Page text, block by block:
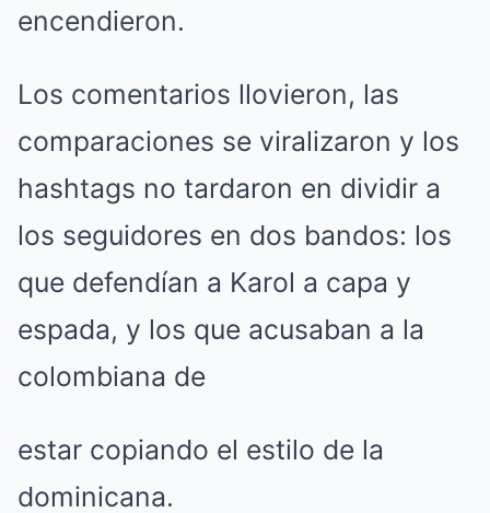
encendieron.
Los comentarios llovieron, las
comparaciones se viralizaron y los
hashtags no tardaron en dividir a
los seguidores en dos bandos: los
que defendían a Karol a capa y
espada, y los que acusaban a la
colombiana de
estar copiando el estilo de la
dominicana.